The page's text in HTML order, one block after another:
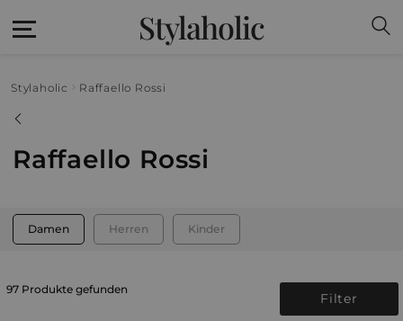
Stylaholic
Stylaholic Raffaello Rossi
Raffaello Rossi
Damen Herren Kinder
97 Produkte gefunden
Filter